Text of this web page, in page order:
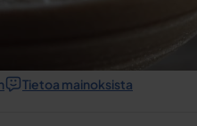
Tietoa mainoksista